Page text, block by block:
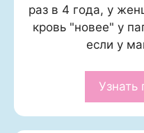
раз в 4 года, у
кровь "новее" у
если у
Узнать